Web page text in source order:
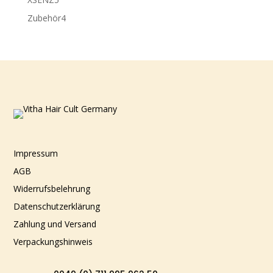
Produkte
Zubehör44
Impressum
AGB
Widerrufsbelehrung
Datenschutzerklärung
Zahlung und Versand
Verpackungshinweis